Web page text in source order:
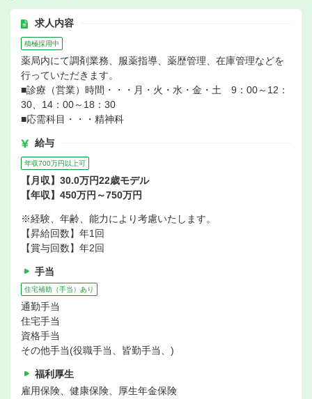
求人内容
積極採用中
薬局内にて調剤業務、服薬指導、薬歴管理、在庫管理などを
行っていただきます。
■診療（営業）時間・・・月・火・水・金・土 9：00～12：
30、14：00～18：30
■応需科目・・・精神科
給与
年収700万円以上可
【月収】30.0万円22歳モデル
【年収】450万円～750万円
※経験、年齢、能力により考慮いたします。
【昇給回数】年1回
【賞与回数】年2回
手当
住宅補助（手当）あり
通勤手当
住宅手当
資格手当
その他手当(役職手当、皆勤手当、)
福利厚生
雇用保険、健康保険、厚生年金保険